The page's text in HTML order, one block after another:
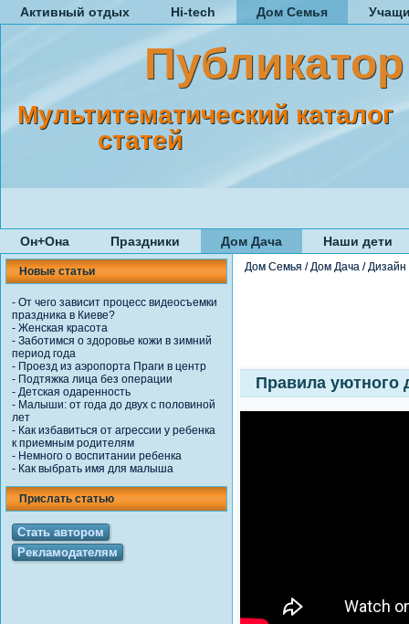
Активный отдых Hi-tech Дом Семья
Публикатор
Мультитематический каталог
статей
Он+Она Праздники Дом Дача Наши дети
Новые статьи
- От чего зависит процесс видеосъемки
праздника в Киеве?
- Женская красота
- Заботимся о здоровье кожи в зимний
период года
- Проезд из аэропорта Праги в центр
- Подтяжка лица без операции
- Детская одаренность
- Малыши: от года до двух с половиной
лет
- Как избавиться от агрессии у ребенка
к приемным родителям
- Немного о воспитании ребенка
- Как выбрать имя для малыша
Прислать статью
Стать автором
Рекламодателям
Дом Семья /Дом Дача /Дизайн
Правила уютного